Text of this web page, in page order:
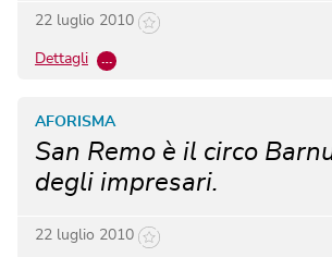
22 luglio 2010
Dettagli …
San Remo è il circo
degli impresari.
AFORISMA
22 luglio 2010